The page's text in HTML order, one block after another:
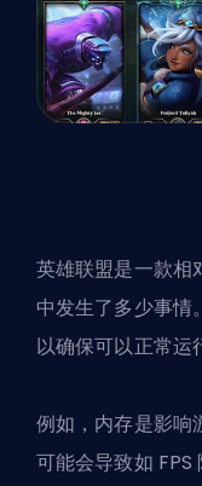
英雄联盟是一款相
中发生了多少事情
以确保可以正常运
例如，内存是影响
可能会导致如